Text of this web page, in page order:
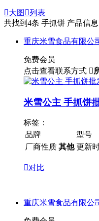
大图 列表
共找到 4条 手抓饼 产品信息
重庆米雪食品有限公
免费会员
点击查看联系方式 
米雪公主 手抓饼
标签：
品牌
型号
厂商性质 其他 更新
对比
重庆米雪食品有限公